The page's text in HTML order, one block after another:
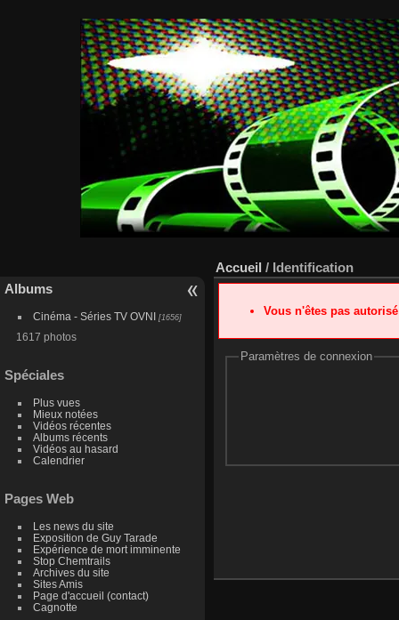
Albums
Cinéma - Séries TV OVNI [1656]
1617 photos
Spéciales
Plus vues
Mieux notées
Vidéos récentes
Albums récents
Vidéos au hasard
Calendrier
Pages Web
Les news du site
Exposition de Guy Tarade
Expérience de mort imminente
Stop Chemtrails
Archives du site
Sites Amis
Page d'accueil (contact)
Cagnotte
Accueil / Identification
Vous n'êtes pas
Paramètres de connexion